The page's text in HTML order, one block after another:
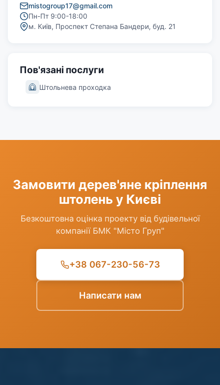
mistogroup17@gmail.com
Пн-Пт 9:00-18:00
м. Київ, Проспект Степана Бандери, буд. 21
Пов'язані послуги
Штольнева проходка
Замовити дерев'яне кріплення
штолень у Києві
Безкоштовна оцінка проекту від будівельної
компанії БМК "Місто Груп"
+38 067-230-56-73
Написати нам